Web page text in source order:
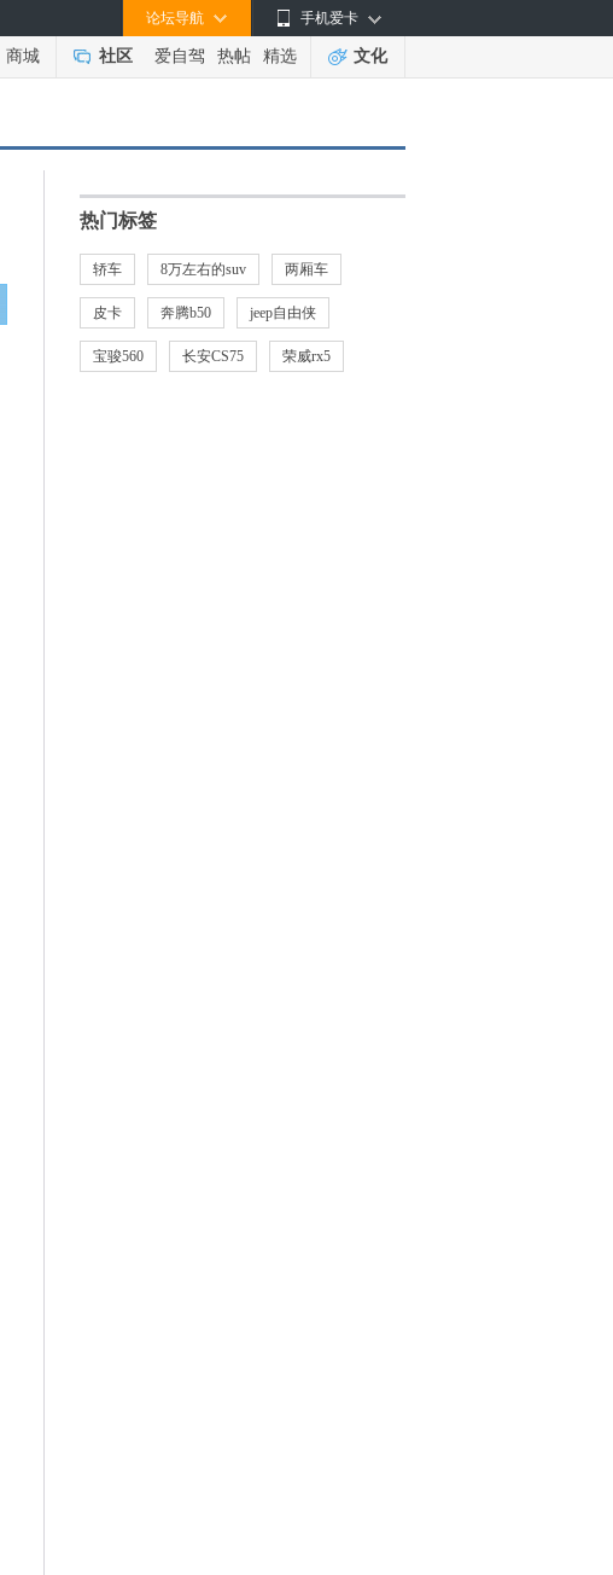
手机爱卡
论坛导航
商城 社区 爱自驾 热帖 精选 文化
热门标签
轿车 8万左右的suv 两厢车
皮卡 奔腾b50 jeep自由侠
宝骏560 长安CS75 荣威rx5